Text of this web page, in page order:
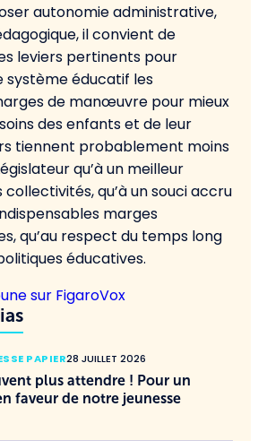
autonomie administrative,
il convient de
leviers pertinents pour
système éducatif les
de manœuvre pour mieux
des enfants et de leur
tiennent probablement moins
qu’à un meilleur
qu’à un souci accru
marges
qu’au respect du temps long
éducatives.
sur FigaroVox
PAPIER28 JUILLET 2026
plus attendre ! Pour un
faveur de notre jeunesse